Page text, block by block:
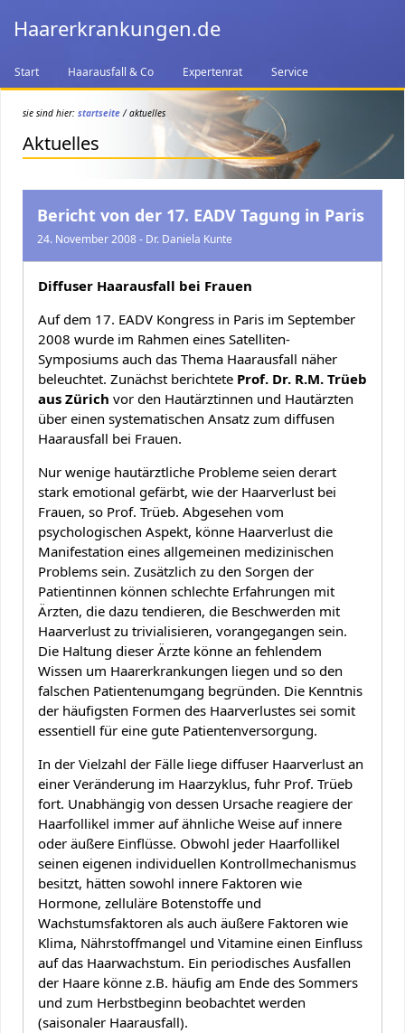
Haarerkrankungen.de
Start Haarausfall & Co Expertenrat Service
sie sind hier: startseite/ aktuelles
Aktuelles
Bericht von der 17. EADV Tagung in Paris
24. November 2008 - Dr. Daniela Kunte
Diffuser Haarausfall bei Frauen
Auf dem 17. EADV Kongress in Paris im September
2008 wurde im Rahmen eines Satelliten-
Symposiums auch das Thema Haarausfall näher
beleuchtet. Zunächst berichtete Prof. Dr. R.M. Trüeb
aus Zürich vor den Hautärztinnen und Hautärzten
über einen systematischen Ansatz zum diffusen
Haarausfall bei Frauen.
Nur wenige hautärztliche Probleme seien derart
stark emotional gefärbt, wie der Haarverlust bei
Frauen, so Prof. Trüeb. Abgesehen vom
psychologischen Aspekt, könne Haarverlust die
Manifestation eines allgemeinen medizinischen
Problems sein. Zusätzlich zu den Sorgen der
Patientinnen können schlechte Erfahrungen mit
Ärzten, die dazu tendieren, die Beschwerden mit
Haarverlust zu trivialisieren, vorangegangen sein.
Die Haltung dieser Ärzte könne an fehlendem
Wissen um Haarerkrankungen liegen und so den
falschen Patientenumgang begründen. Die Kenntnis
der häufigsten Formen des Haarverlustes sei somit
essentiell für eine gute Patientenversorgung.
In der Vielzahl der Fälle liege diffuser Haarverlust an
einer Veränderung im Haarzyklus, fuhr Prof. Trüeb
fort. Unabhängig von dessen Ursache reagiere der
Haarfollikel immer auf ähnliche Weise auf innere
oder äußere Einflüsse. Obwohl jeder Haarfollikel
seinen eigenen individuellen Kontrollmechanismus
besitzt, hätten sowohl innere Faktoren wie
Hormone, zelluläre Botenstoffe und
Wachstumsfaktoren als auch äußere Faktoren wie
Klima, Nährstoffmangel und Vitamine einen Einfluss
auf das Haarwachstum. Ein periodisches Ausfallen
der Haare könne z.B. häufig am Ende des Sommers
und zum Herbstbeginn beobachtet werden
(saisonaler Haarausfall).